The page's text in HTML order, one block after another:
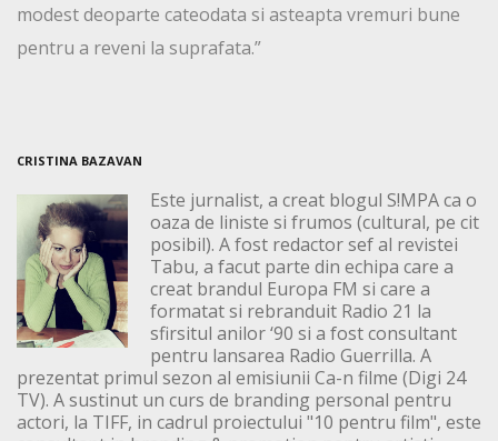
modest deoparte cateodata si asteapta vremuri bune
pentru a reveni la suprafata.”
CRISTINA BAZAVAN
Este jurnalist, a creat blogul S!MPA ca o
oaza de liniste si frumos (cultural, pe cit
posibil). A fost redactor sef al revistei
Tabu, a facut parte din echipa care a
creat brandul Europa FM si care a
formatat si rebranduit Radio 21 la
sfirsitul anilor ‘90 si a fost consultant
pentru lansarea Radio Guerrilla. A
prezentat primul sezon al emisiunii Ca-n filme (Digi 24
TV). A sustinut un curs de branding personal pentru
actori, la TIFF, in cadrul proiectului "10 pentru film", este